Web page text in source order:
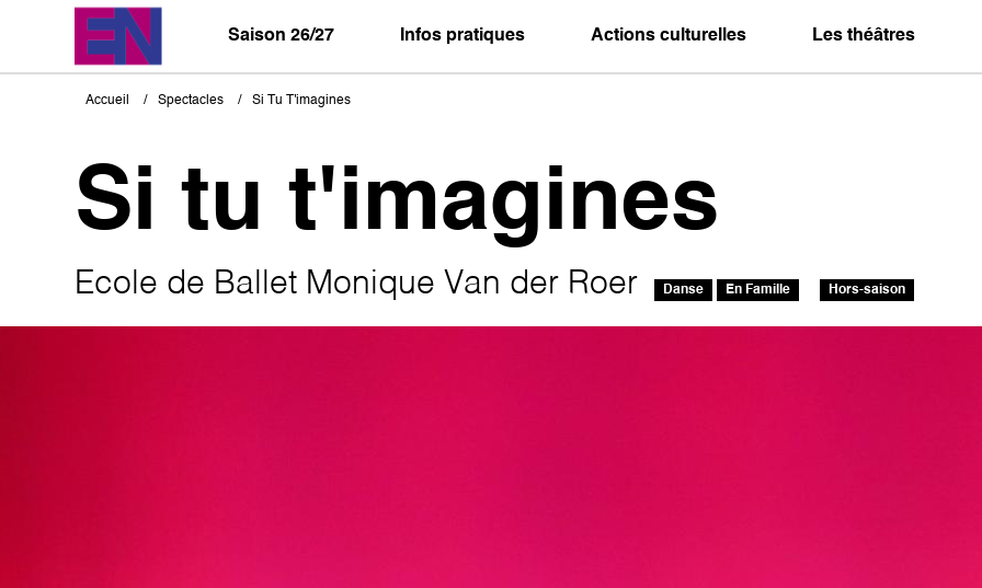
Saison 26/27 Infos pratiques Actions culturelles Les théâtres
Fil
Accueil Spectacles Si Tu T'imagines
Si tu t'imagines
Ecole de Ballet Monique Van der Roer Danse En Famille Hors-saison